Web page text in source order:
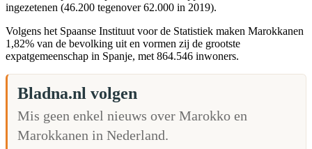
ingezetenen (46.200 tegenover 62.000 in 2019).
Volgens het Spaanse Instituut voor de Statistiek maken Marokkanen
1,82% van de bevolking uit en vormen zij de grootste
expatgemeenschap in Spanje, met 864.546 inwoners.
Bladna.nl volgen
Mis geen enkel nieuws over Marokko en
Marokkanen in Nederland.